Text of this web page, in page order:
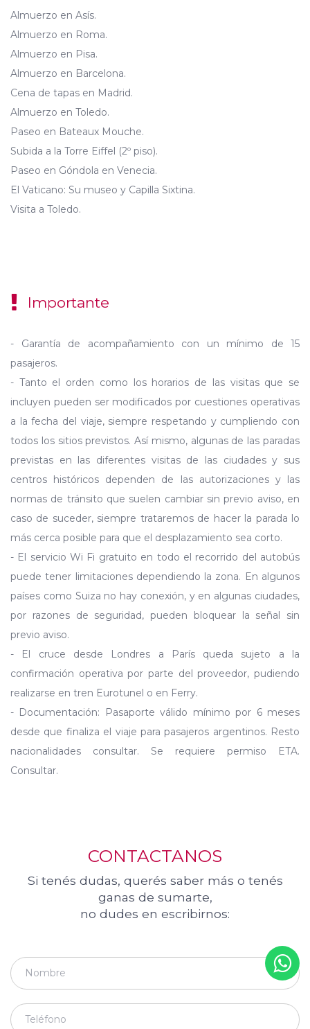
Almuerzo en Asís.
Almuerzo en Roma.
Almuerzo en Pisa.
Almuerzo en Barcelona.
Cena de tapas en Madrid.
Almuerzo en Toledo.
Paseo en Bateaux Mouche.
Subida a la Torre Eiffel (2º piso).
Paseo en Góndola en Venecia.
El Vaticano: Su museo y Capilla Sixtina.
Visita a Toledo.
Importante
- Garantía de acompañamiento con un mínimo de 15
pasajeros.
- Tanto el orden como los horarios de las visitas que se
incluyen pueden ser modificados por cuestiones operativas
a la fecha del viaje, siempre respetando y cumpliendo con
todos los sitios previstos. Así mismo, algunas de las paradas
previstas en las diferentes visitas de las ciudades y sus
centros históricos dependen de las autorizaciones y las
normas de tránsito que suelen cambiar sin previo aviso, en
caso de suceder, siempre trataremos de hacer la parada lo
más cerca posible para que el desplazamiento sea corto.
- El servicio Wi Fi gratuito en todo el recorrido del autobús
puede tener limitaciones dependiendo la zona. En algunos
países como Suiza no hay conexión, y en algunas ciudades,
por razones de seguridad, pueden bloquear la señal sin
previo aviso.
- El cruce desde Londres a París queda sujeto a la
confirmación operativa por parte del proveedor, pudiendo
realizarse en tren Eurotunel o en Ferry.
- Documentación: Pasaporte válido mínimo por 6 meses
desde que finaliza el viaje para pasajeros argentinos. Resto
nacionalidades consultar. Se requiere permiso ETA.
Consultar.
CONTACTANOS
Si tenés dudas, querés saber más o tenés
ganas de sumarte,
no dudes en escribirnos: